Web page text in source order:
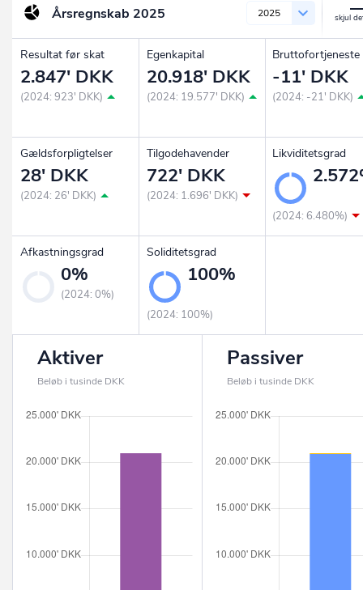
Årsregnskab 2025 2025
Resultat før skat
2.847' DKK
(2024: 923' DKK)
Egenkapital
20.918' DKK
(2024: 19.577' DKK)
Bruttofortjeneste
-11' DKK
(2024: -21' DKK)
Gældsforpligtelser
28' DKK
(2024: 26' DKK)
Tilgodehavender
722' DKK
(2024: 1.696' DKK)
Likviditetsgrad
(2024: 6.480%)
Afkastningsgrad
0%
(2024: 0%)
Soliditetsgrad
100%
(2024: 100%)
Aktiver
Beløb i tusinde DKK
Passiver
Beløb i tusinde DKK